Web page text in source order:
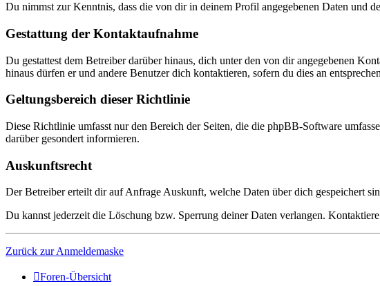
Du nimmst zur Kenntnis, dass die von dir in deinem Profil angegebenen Daten und
Gestattung der Kontaktaufnahme
Du gestattest dem Betreiber darüber hinaus, dich unter den von dir angegebenen
hinaus dürfen er und andere Benutzer dich kontaktieren, sofern du dies an
Geltungsbereich dieser Richtlinie
Diese Richtlinie umfasst nur den Bereich der Seiten, die die phpBB-Software
darüber gesondert informieren.
Auskunftsrecht
Der Betreiber erteilt dir auf Anfrage Auskunft, welche Daten über dich gespeichert
Du kannst jederzeit die Löschung bzw. Sperrung deiner Daten verlangen.
Zurück zur Anmeldemaske
Foren-Übersicht